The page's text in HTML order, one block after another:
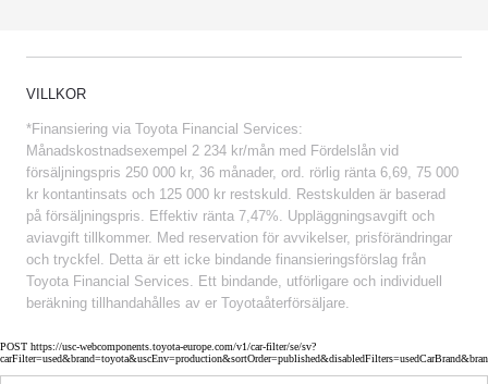
VILLKOR
*Finansiering via Toyota Financial Services:
Månadskostnadsexempel 2 234 kr/mån med Fördelslån vid
försäljningspris 250 000 kr, 36 månader, ord. rörlig ränta 6,69, 75 000
kr kontantinsats och 125 000 kr restskuld. Restskulden är baserad
på försäljningspris. Effektiv ränta 7,47%. Uppläggningsavgift och
aviavgift tillkommer. Med reservation för avvikelser, prisförändringar
och tryckfel. Detta är ett icke bindande finansieringsförslag från
Toyota Financial Services. Ett bindande, utförligare och individuell
beräkning tillhandahålles av er Toyotaåterförsäljare.
POST https://usc-webcomponents.toyota-europe.com/v1/car-filter/se/sv?